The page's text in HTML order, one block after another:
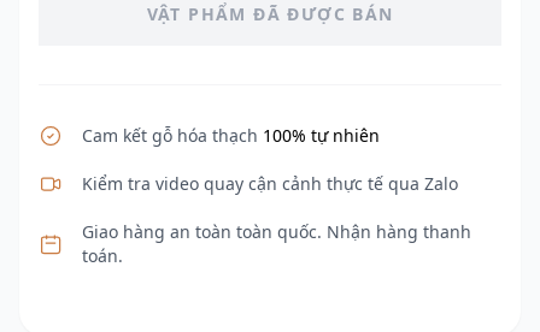
VẬT PHẨM ĐÃ ĐƯỢC BÁN
Cam kết gỗ hóa thạch 100% tự nhiên
Kiểm tra video quay cận cảnh thực tế qua Zalo
Giao hàng an toàn toàn quốc. Nhận hàng thanh
toán.